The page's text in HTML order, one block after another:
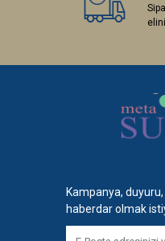
Kampanya,
haberdar olmak